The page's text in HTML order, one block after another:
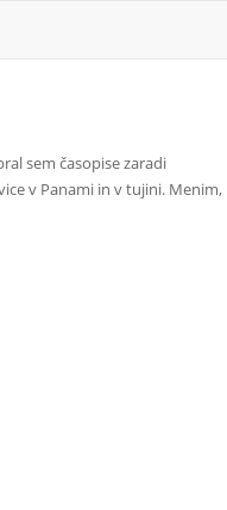
sem časopise zaradi
v Panami in v tujini. Menim,